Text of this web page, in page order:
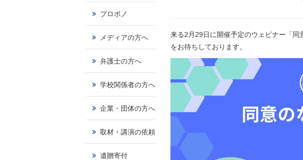
来る2月29日に開催予定のウェビナー「
をお待ちしております。
プロボノ
メディアの方へ
弁護士の方へ
学校関係者の方へ
企業・団体の方へ
取材・講演の依頼
遺贈寄付